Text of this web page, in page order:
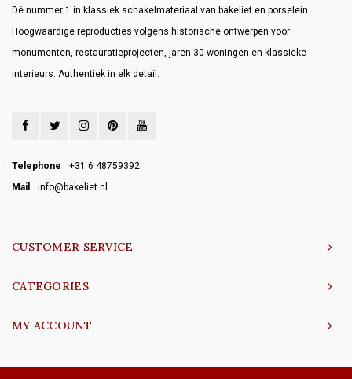
Dé nummer 1 in klassiek schakelmateriaal van bakeliet en porselein.
Hoogwaardige reproducties volgens historische ontwerpen voor
monumenten, restauratieprojecten, jaren 30-woningen en klassieke
interieurs. Authentiek in elk detail.
Telephone
+31 6 48759392
Mail
info@bakeliet.nl
CUSTOMER SERVICE
CATEGORIES
MY ACCOUNT